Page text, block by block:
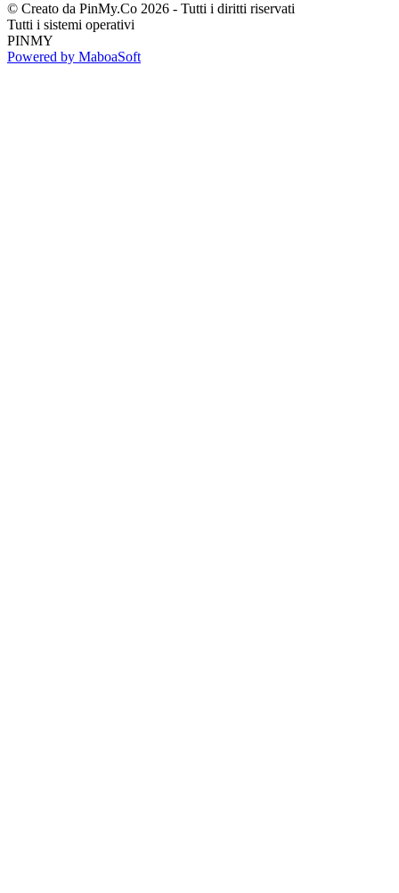
© Creato da PinMy.Co 2026 - Tutti i diritti riservati
Tutti i sistemi operativi
PINMY
Powered by MaboaSoft